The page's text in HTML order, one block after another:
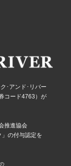
･アンド･リバー
コード4763）が
推進協会
」の付与認定を